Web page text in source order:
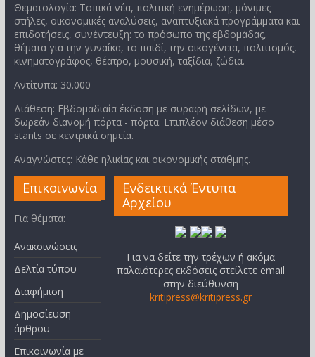
Θεματολογία: Τοπικά νέα, πολιτική ενημέρωση, μόνιμες
στήλες, οικονομικές αναλύσεις, αναπτυξιακά προγράμματα και
επιδοτήσεις, συνέντευξη: το πρόσωπο της εβδομάδας,
θέματα για την γυναίκα, το παιδί, την οικογένεια, πολιτισμός,
κινηματογράφος, θέατρο, μουσική, ταξίδια, ζώδια.
Αντίτυπα: 30.000
Διάθεση: Εβδομαδιαία έκδοση με συραφή σελίδων, με
δωρεάν διανομή πόρτα - πόρτα. Επιπλέον διάθεση μέσο
stants σε κεντρικά σημεία.
Αναγνώστες: Κάθε ηλικίας και οικονομικής στάθμης.
Επικοινωνία
Για θέματα:
Ανακοινώσεις
Δελτία τύπου
Διαφήμιση
Δημοσίευση
άρθρου
Επικοινωνία με
Ενδεικτικά Έντυπα
Αρχείου
Για να δείτε την τρέχων ή ακόμα
παλαιότερες εκδόσεις στείλετε email
στην διεύθυνση
kritipress@kritipress.gr